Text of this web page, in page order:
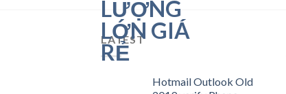
LATEST
Hotmail Outlook Old